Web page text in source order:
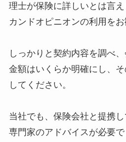
理士が保険に詳しいとは言
カンドオピニオンの利用をお
しっかりと契約内容を調べ
金額はいくらか明確にし、
してください。
当社でも、保険会社と提携し
専門家のアドバイスが必要